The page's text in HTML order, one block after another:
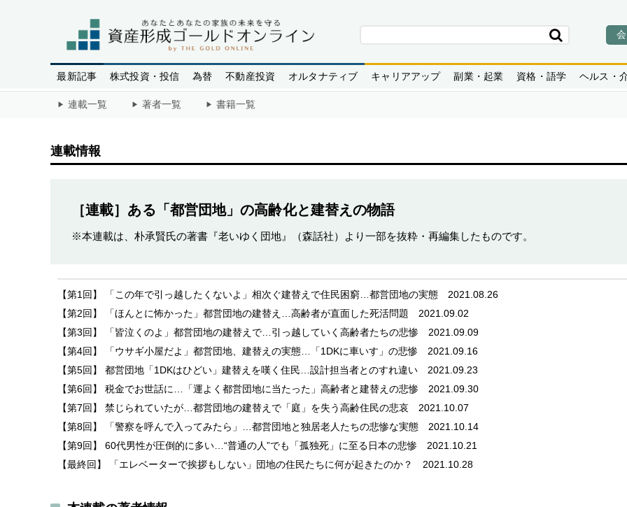
最新記事 株式投資・投信 為替 不動産投資 オルタナティブ キャリアアップ 副業・起業 資格・語学 ヘルス・
連載一覧 著者一覧 書籍一覧
連載情報
［連載］ある「都営団地」の高齢化と建替えの物語
※本連載は、朴承賢氏の著書『老いゆく団地』（森話社）より一部を抜粋・再編集したものです。
【第1回】 「この年で引っ越したくないよ」相次ぐ建替えで住民困窮…都営団地の実態
2021.08.26
【第2回】 「ほんとに怖かった」都営団地の建替え…高齢者が直面した死活問題
2021.09.02
【第3回】 「皆泣くのよ」都営団地の建替えで…引っ越していく高齢者たちの悲惨
2021.09.09
【第4回】 「ウサギ小屋だよ」都営団地、建替えの実態…「1DKに車いす」の悲惨
2021.09.16
【第5回】 都営団地「1DKはひどい」建替えを嘆く住民…設計担当者とのすれ違い
2021.09.23
【第6回】 税金でお世話に…「運よく都営団地に当たった」高齢者と建替えの悲惨
2021.09.30
【第7回】 禁じられていたが…都営団地の建替えで「庭」を失う高齢住民の悲哀
2021.10.07
【第8回】 「警察を呼んで入ってみたら」…都営団地と独居老人たちの悲惨な実態
2021.10.14
【第9回】 60代男性が圧倒的に多い…“普通の人”でも「孤独死」に至る日本の悲惨
2021.10.21
【最終回】 「エレベーターで挨拶もしない」団地の住民たちに何が起きたのか？
2021.10.28